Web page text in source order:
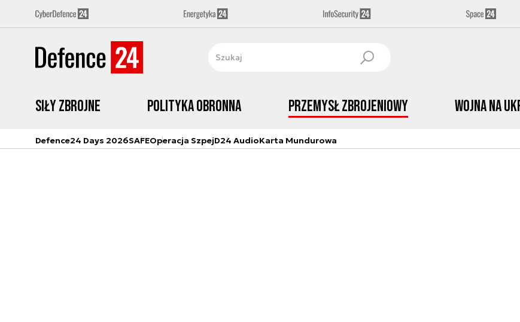
Siły zbrojne Polityka obronna Przemysł Zbrojeniowy Wojna na
Defence24 Days 2026SAFEOperacja SzpejD24 AudioKarta Mundurowa